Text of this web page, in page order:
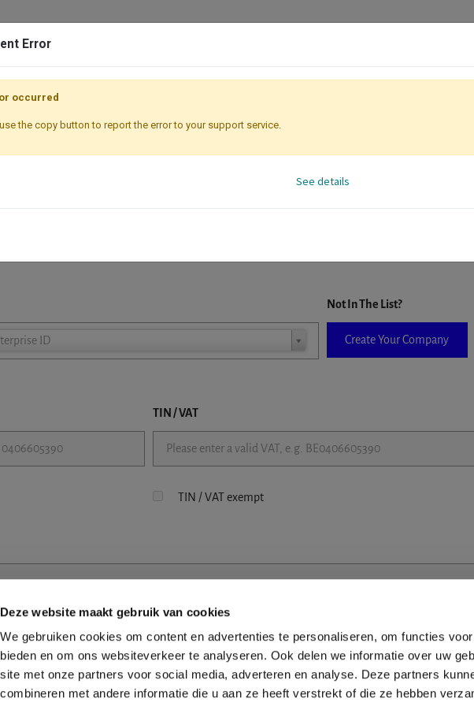
Deze website maakt gebruik van cookies
We gebruiken cookies om content en advertenties te personaliseren, om functies
bieden en om ons websiteverkeer te analyseren. Ook delen we informatie over uw
site met onze partners voor social media, adverteren en analyse. Deze partners
combineren met andere informatie die u aan ze heeft verstrekt of die ze hebben
details
by name, VAT or enterprise ID. When a company is selected it will auto-complete the form. If
ID
Not In The List?
Create Your Company
TIN / VAT
TIN / VAT exempt
Error
occurred
the copy button to report the error to your support service.
See details